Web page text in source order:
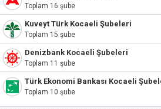
Toplam 16 şube
Kuveyt Türk Kocaeli Şubeleri
Toplam 15 şube
Denizbank Kocaeli Şubeleri
Toplam 11 şube
Türk Ekonomi Bankası Kocaeli
Toplam 10 şube